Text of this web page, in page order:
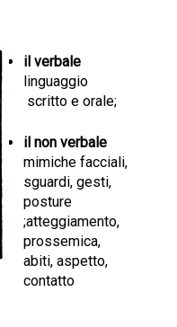
il verbale
linguaggio
scritto e orale;
il non verbale
mimiche facciali,
sguardi, gesti,
posture
;atteggiamento,
prossemica,
abiti, aspetto,
contatto